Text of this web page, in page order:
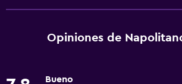
Cajero automático/banco
Opiniones de
Bueno